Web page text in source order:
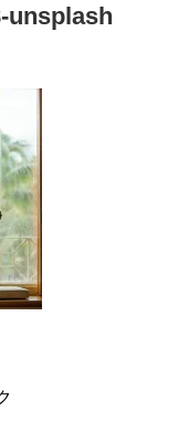
unsplash